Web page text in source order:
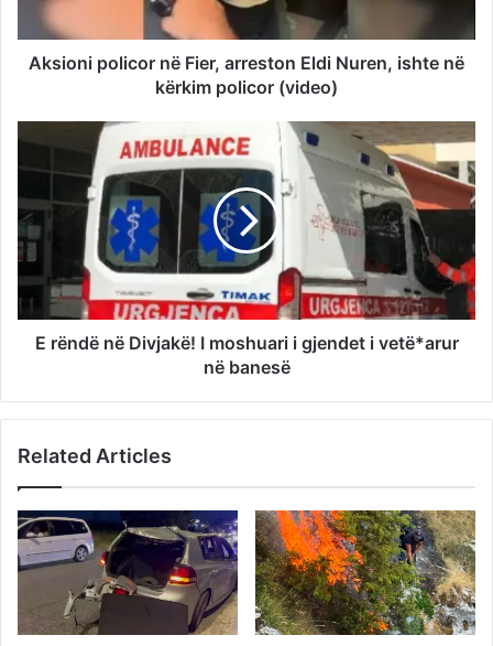
Aksioni policor në Fier, arreston Eldi Nuren, ishte në
kërkim policor (video)
E rëndë në Divjakë! I moshuari i gjendet i vetë*arur
në banesë
Related Articles